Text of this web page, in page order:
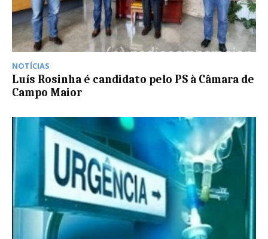
NOTÍCIAS
Luís Rosinha é candidato pelo PS à Câmara de
Campo Maior